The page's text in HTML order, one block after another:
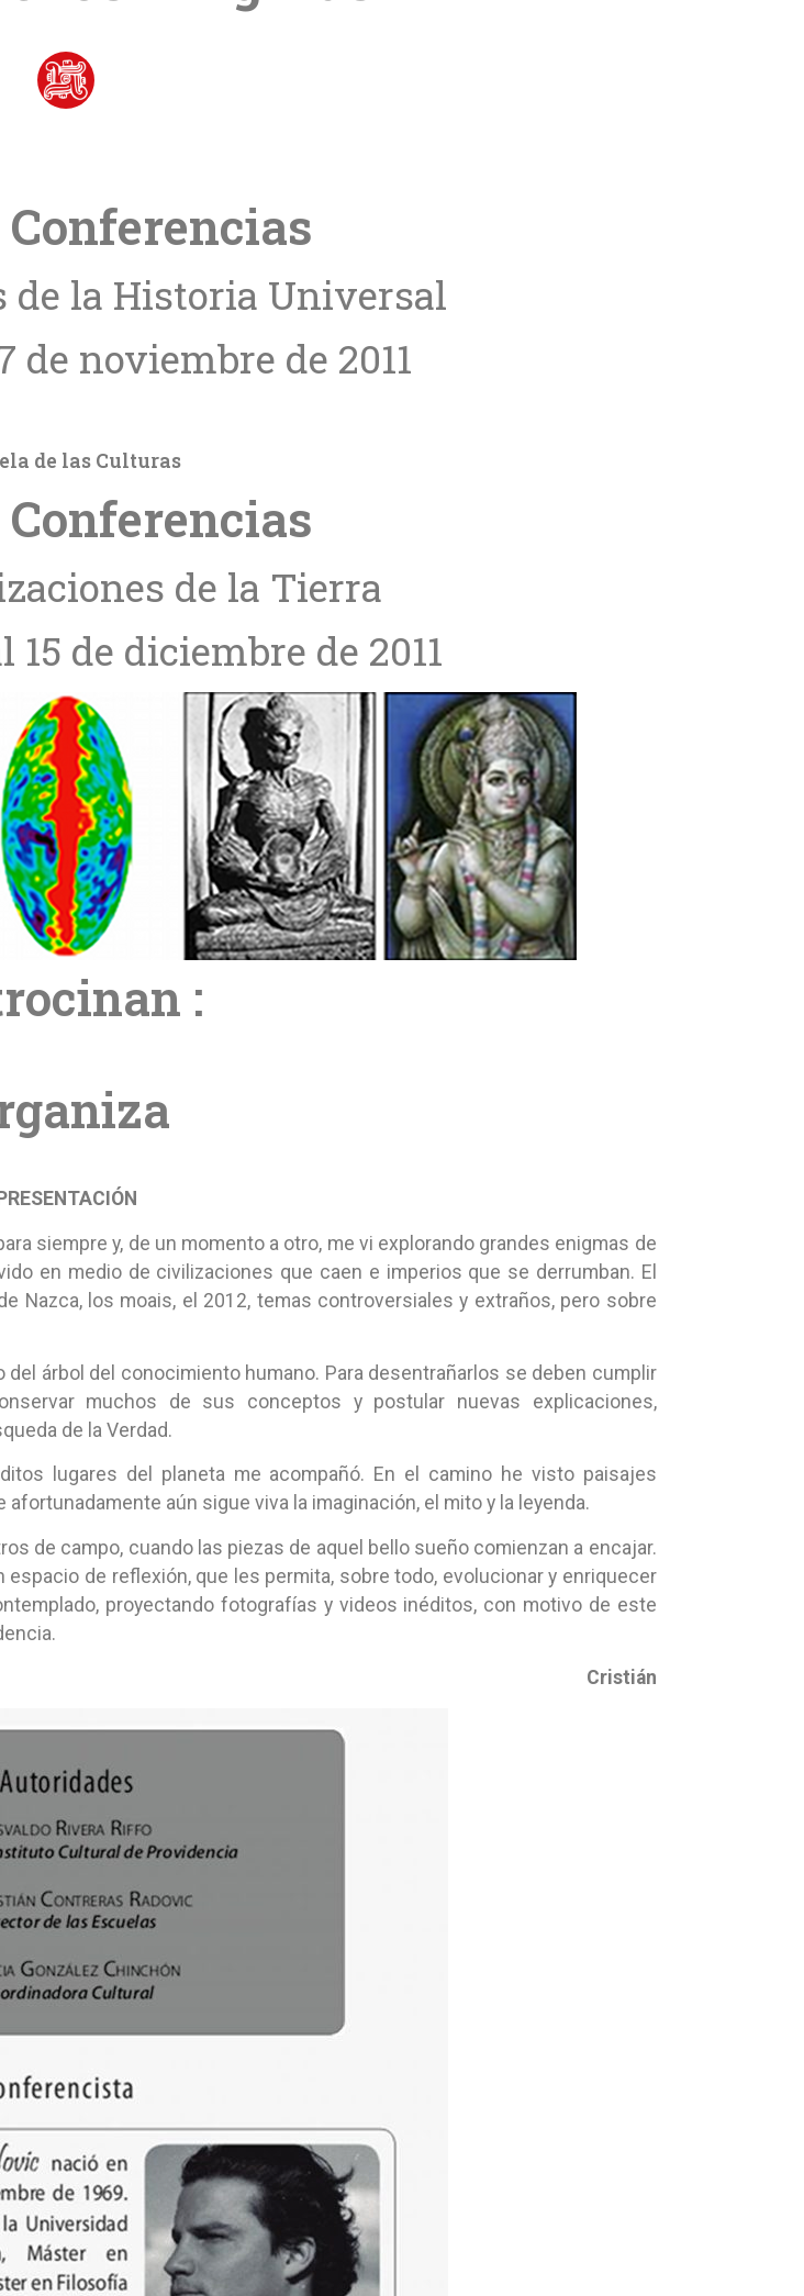
de la Historia Universal
de noviembre de 2011
de las Culturas
de la Tierra
15 de diciembre de 2011
:
PRESENTACIÓN
siempre y, de un momento a otro, me vi explorando grandes enigmas de
en medio de civilizaciones que caen e imperios que se derrumban. El
Nazca, los moais, el 2012, temas controversiales y extraños, pero sobre
árbol del conocimiento humano. Para desentrañarlos se deben cumplir
muchos de sus conceptos y postular nuevas explicaciones,
de la Verdad.
lugares del planeta me acompañó. En el camino he visto paisajes
aún sigue viva la imaginación, el mito y la leyenda.
de campo, cuando las piezas de aquel bello sueño comienzan a encajar.
de reflexión, que les permita, sobre todo, evolucionar y enriquecer
proyectando fotografías y videos inéditos, con motivo de este
Cristián